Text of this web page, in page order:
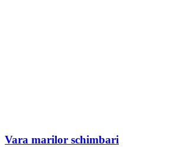
Vara marilor schimbari